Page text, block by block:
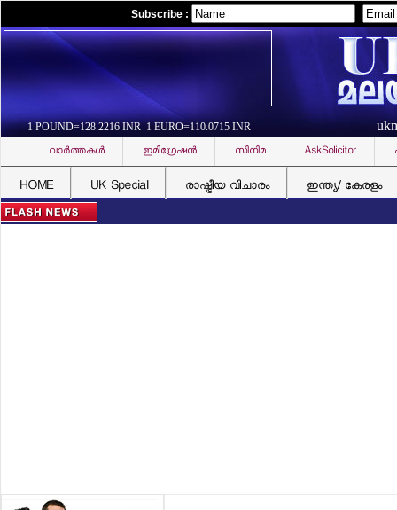
Subscribe :
1 POUND=128.2216 INR 1 EURO=110.0715 INR
വാര്‍ത്തകള്‍ ഇമിഗ്രേഷന്‍ സിനിമ AskSolicitor
HOME UK Special രാഷ്ട്രീയ വിചാരം ഇന്ത്യ/ കേരളം